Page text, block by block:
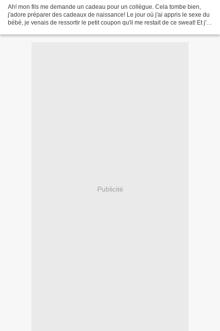
Ah! mon fils me demande un cadeau pour un collègue. Cela tombe bien,
j'adore préparer des cadeaux de naissance! Le jour où j'ai appris le sexe du
bébé, je venais de ressortir le petit coupon qu'il me restait de ce sweat! Et j'ai
Publicité